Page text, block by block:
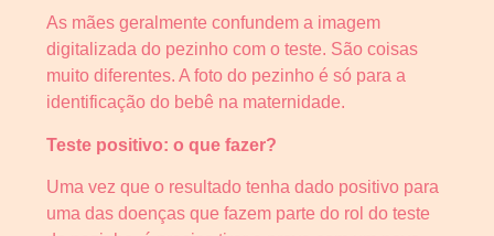
As mães geralmente confundem a imagem
digitalizada do pezinho com o teste. São coisas
muito diferentes. A foto do pezinho é só para a
identificação do bebê na maternidade.
Teste positivo: o que fazer?
Uma vez que o resultado tenha dado positivo para
uma das doenças que fazem parte do rol do teste